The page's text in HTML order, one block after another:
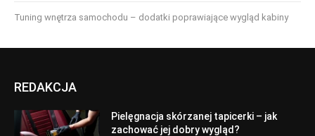
Tuning wnętrza samochodu – dodatki poprawiające wygląd kabiny
REDAKCJA
Pielęgnacja skórzanej tapicerki – jak
zachować jej dobry wygląd?